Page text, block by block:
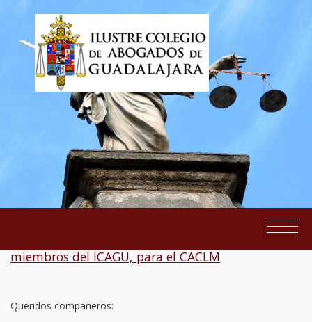
EL COLEGIO
miembros del ICAGU, para el CACLM
Queridos compañeros: